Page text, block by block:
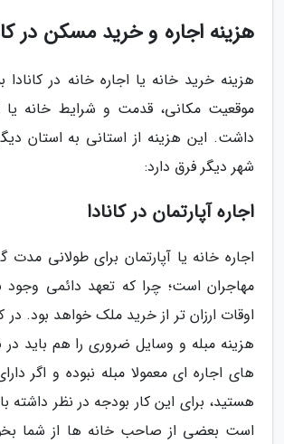
هزینه اجاره و خرید مسکن در
هزینه خرید خانه یا اجاره خانه در کانادا
موقعیت مکانی، قدمت و شرایط خانه یا
داشت. این هزینه از استانی به استان
شهر دیگر فرق دارد:
اجاره آپارتمان در کانادا
اجاره خانه یا آپارتمان برای طولانی مدت
مهاجران است؛ چرا که تعهد دائمی وجود
اوقات ارزان تر از خرید ملک خواهد بود. در
هزینه مبله و وسایل ضروری را هم باید
های اجاره ای معمولا مبله نبوده و اگر
هستید، برای این کار بودجه در نظر داشته
است بعضی از صاحب خانه ها از شما